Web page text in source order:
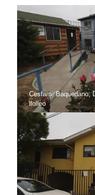
Cesfam, Baquedano;
llolleo